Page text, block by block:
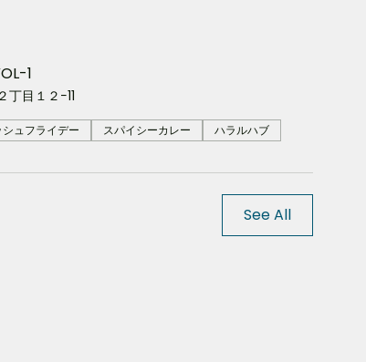
1
目１２−11
ュフライデー スパイシーカレー ハラルハブ
See All